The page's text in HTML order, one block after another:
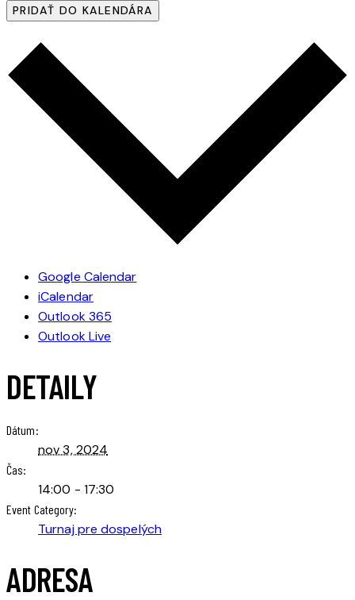
PRIDAŤ DO KALENDÁRA
Google Calendar
iCalendar
Outlook 365
Outlook Live
DETAILY
Dátum:
nov 3, 2024
Čas:
14:00 - 17:30
Event Category:
Turnaj pre dospelých
ADRESA